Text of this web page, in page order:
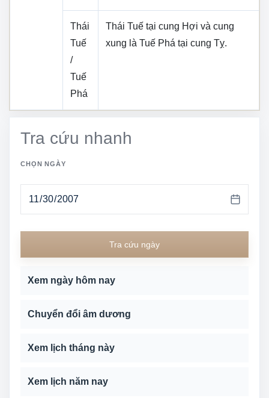
Thái
Tuế
/
Tuế
Phá
Thái Tuế tại cung Hợi và cung
xung là Tuế Phá tại cung Tỵ.
Tra cứu nhanh
CHỌN NGÀY
Tra cứu ngày
Xem ngày hôm nay
Chuyển đổi âm dương
Xem lịch tháng này
Xem lịch năm nay